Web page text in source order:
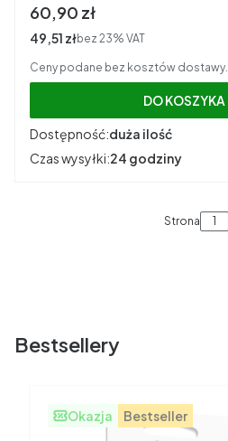
Cena brutto
60,90 zł
Cena netto
49,51 złbez 23% VAT
Ceny podane bez kosztów dostawy.
DO KOSZYKA
Dostępność:duża ilość
Czas wysyłki:24 godziny
Strona
Bestsellery
Okazja Bestseller